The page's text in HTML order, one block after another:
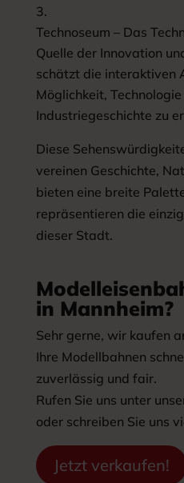
Technoseum – Das
Quelle der Innovation
schätzt die interaktiven
Möglichkeit, Technologie
Industriegeschichte zu
Diese
vereinen Geschichte,
bieten eine breite
repräsentieren die
dieser Stadt.
in Mannheim?
Sehr gerne, wir kaufen
Ihre Modellbahnen
zuverlässig und fair.
Rufen Sie uns unter
oder schreiben Sie uns
Jetzt verkaufen!